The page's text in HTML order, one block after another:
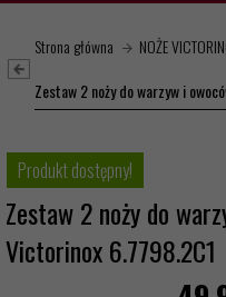
Strona główna
NOŻE
Zestaw 2 noży do warzyw i
Produkt dostępny!
Zestaw 2 noży do
Victorinox 6.7798.2C1